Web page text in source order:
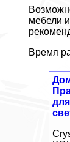
мебели
Время